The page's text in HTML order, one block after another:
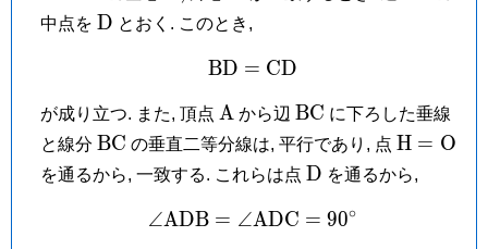
H,
O
中点を \mathrm
D とおく. このとき,
\mathrm{BD} =
BD = CD
が成り立つ. また, 頂点 \mathrm
A
A から辺 \mathrm{BC}
BC に下ろした垂線
と線分 \mathrm{BC}
BC の垂直二等分線は, 平行であり, 点 \mathrm
H =
H = O
を通るから, 一致する. これらは点 \mathrm
D を通るから,
\angle\mathrm{ADB}
∠ADB = ∠ADC = 90∘